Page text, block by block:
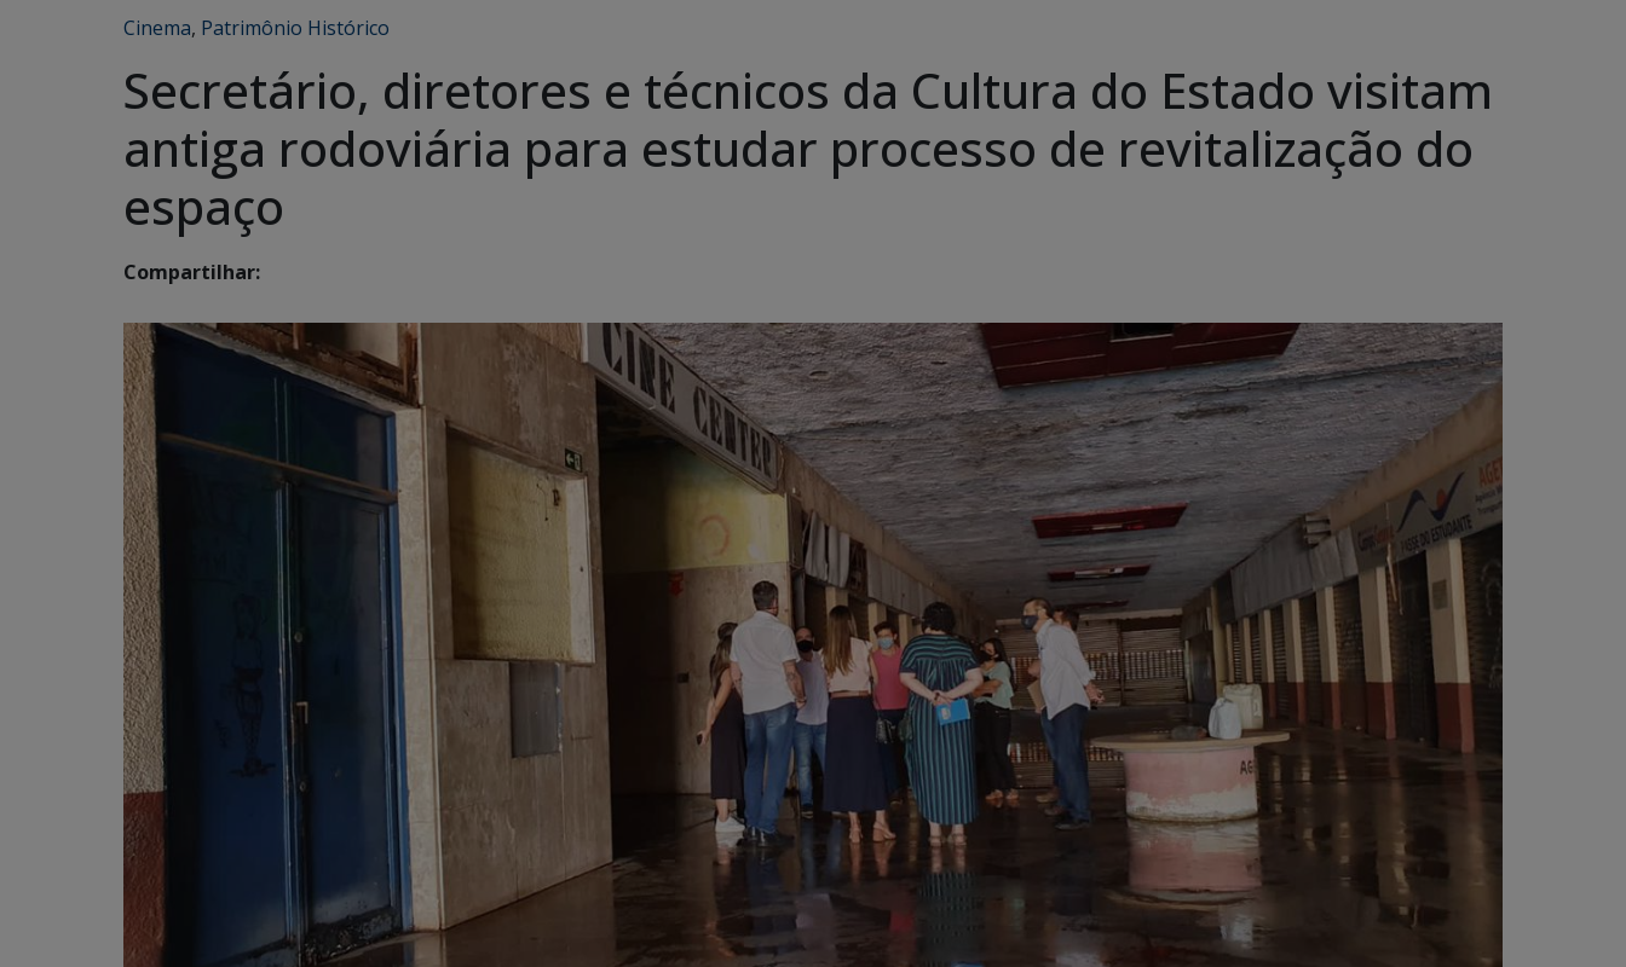
Cinema, Patrimônio Histórico
Secretário, diretores e técnicos da Cultura do Estado visitam
antiga rodoviária para estudar processo de revitalização do
espaço
Compartilhar: